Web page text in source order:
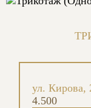
ул. Кирова,
4.500